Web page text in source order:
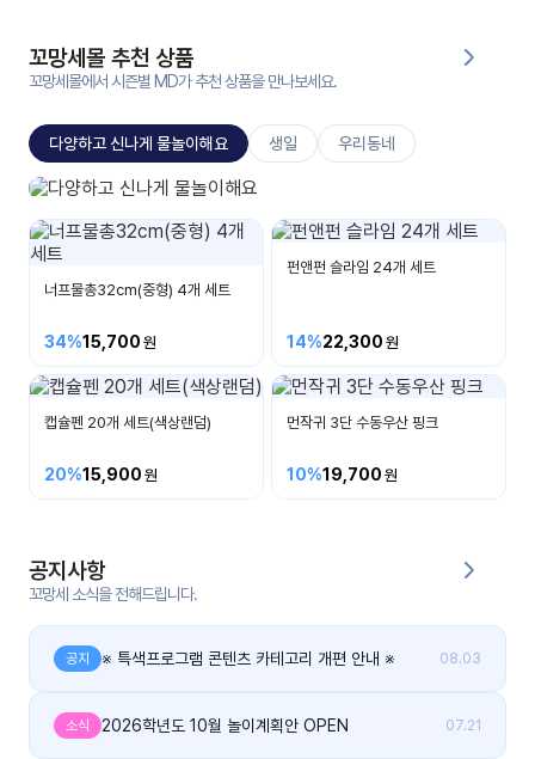
생
교
원
온라
인 강
무료
강의
및
세미
나
수강
후기
강의
커
니
공지
사항
트
꼬망세몰 추천 상품
꼬망세몰에서 시즌별 MD가 추천 상품을 만나보세요.
다양하고 신나게 물놀이해요 생일 우리동네
지나상사
비눗방울/물총/말랑이/우산외
너프물총32cm(중형) 4개 세트
34%15,700
펀앤펀 슬라임 24개 세트
14%22,300
캡슐펜 20개 세트(색상랜덤)
20%15,900
먼작귀 3단 수동우산 핑크
10%19,700
공지사항
꼬망세 소식을 전해드립니다.
공지 ※ 특색프로그램 콘텐츠 카테고리 개편 안내 ※ 08.03
소식 2026학년도 10월 놀이계획안 OPEN 07.21